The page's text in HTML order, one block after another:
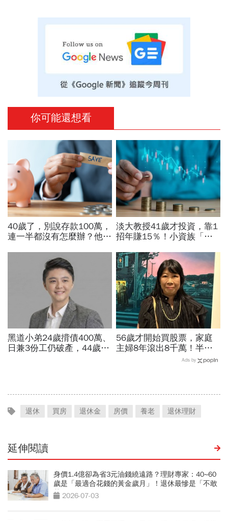
你可能還想看
40歲了，別說存款100萬，
連一半都沒有怎麼辦？他5
存錢法」脫離月光族
淡大教授41歲才投資，靠1
招年賺15％！小資族「勝
0050搭配這1種「越簡單越
好賺」
黑道小弟24歲揹債400萬、
日兼3份工仍破產，44歲翻
56歲才開始買股票，家庭
主婦8年滾出8千萬！半年
暴賺5成、卻在股災「輝達
Ads by
退休 買房 退休金 房價 養老 退休理財
延伸閱讀
身價1.4億卻為省3元油錢繞遠路？理財專家：40~60
歲是「最適合花錢的黃金歲月」！退休最慘是「不敢
花錢」
2026-07-03